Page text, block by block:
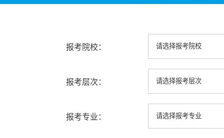
报考院校：
报考层次：
报考专业：